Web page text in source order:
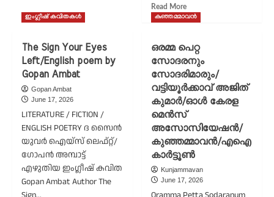
കവിത/
Read MoreRead
more
ചോരണ
വിവാദങ്ങൾ
തുടർക്കഥയാകുന്നു;
ദൃഢവും
ഭൂതകാലവും
തന്റെ
ആസ്പദമാക്കിയെന്ന്
ആർ.
ശ്രീലേഖ
ഇംഗ്ലീഷ് കവിതകൾ
The Sign Your Eyes
Left/English poem by
Gopan Ambat
Gopan Ambat
June 17, 2026
LITERATURE / FICTION /
ENGLISH POETRY ദ സൈൻ
യുവർ ഐയ്‌സ് ലെഫ്റ്റ്/
ഗോപൻ അമ്പാട്ട്
എഴുതിയ ഇംഗ്ലീഷ് കവിത
Gopan Ambat Author The
കുഞ്ഞമ്മാവൻ
ഒരമ്മ പെറ്റ
സോദരനും
സോദരിമാരും/
വട്ടിയൂർക്കാവ് അജിത്
കുമാർ/ഓൾ കേരള
മെന്‍സ്
അസോസിയേഷന്‍/
കുഞ്ഞമ്മാവൻ/എഐ
കാർട്ടൂൺ
Kunjammavan
June 17, 2026